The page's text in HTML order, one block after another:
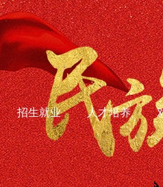
招生就业 人才培养